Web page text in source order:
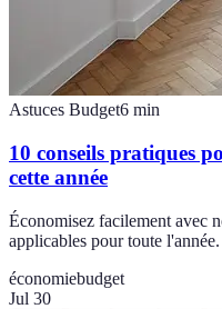
Astuces Budget6 min
10 conseils pratiques
cette année
Économisez facilement avec
applicables pour toute l'année.
économiebudget
Jul 30